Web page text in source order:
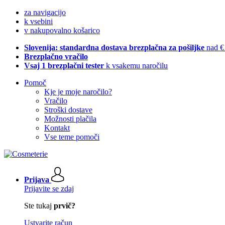
za navigacijo
k vsebini
v nakupovalno košarico
Slovenija: standardna dostava brezplačna za pošiljke nad
Brezplačno vračilo
Vsaj 1 brezplačni tester k vsakemu naročilu
Pomoč
Kje je moje naročilo?
Vračilo
Stroški dostave
Možnosti plačila
Kontakt
Vse teme pomoči
Prijava
Prijavite se zdaj
Ste tukaj prvič?
Ustvarite račun